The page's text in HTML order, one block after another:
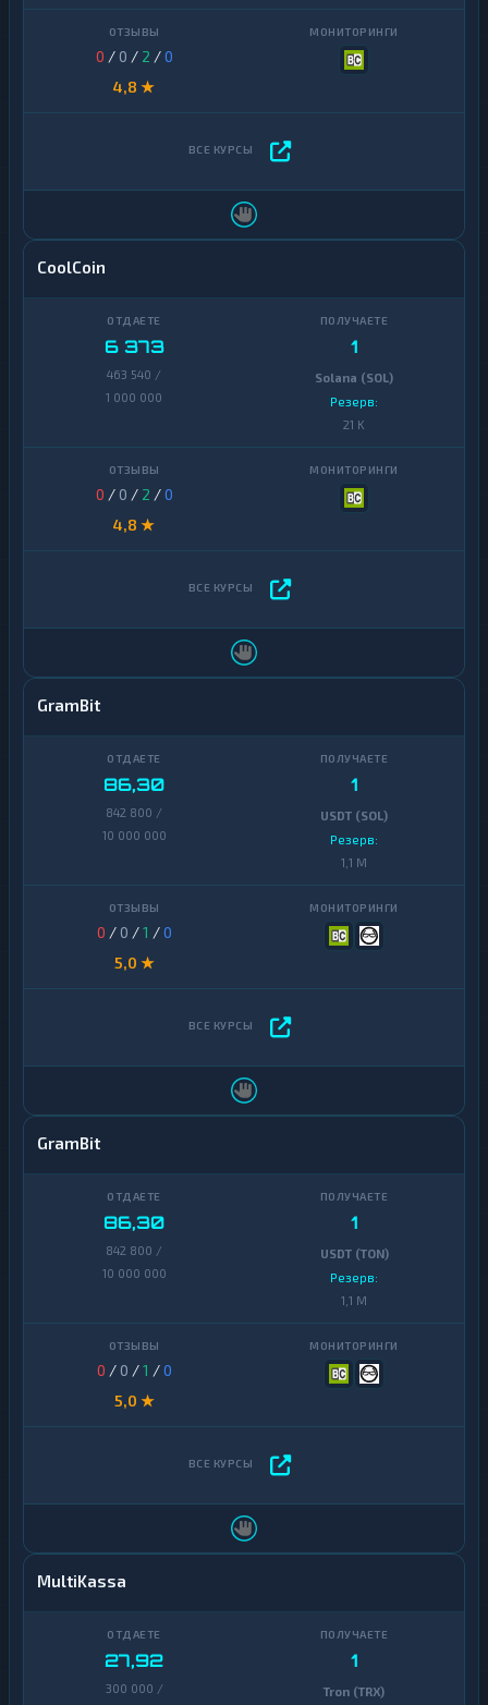
0 / 0 / 2 /0
4,8 ★
CoolCoin
6 373
463 540 /
1 000 000
1
Solana (SOL)
Резерв:
21 K
0 / 0 / 2 /0
4,8 ★
GramBit
86,30
842 800 /
10 000 000
1
USDT (SOL)
Резерв:
1,1 M
0 / 0 /1 /0
5,0 ★
GramBit
86,30
842 800 /
10 000 000
1
USDT (TON)
Резерв:
1,1 M
0 / 0 /1 /0
5,0 ★
MultiKassa
27,92
300 000 /
1
Tron (TRX)